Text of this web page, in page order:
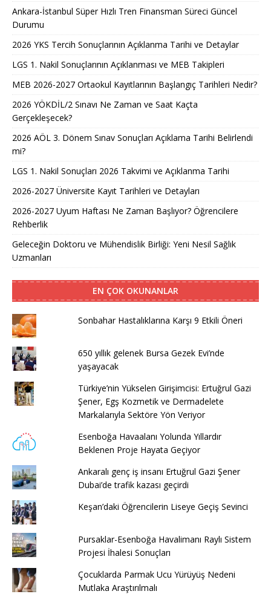
Ankara-İstanbul Süper Hızlı Tren Finansman Süreci Güncel
Durumu
2026 YKS Tercih Sonuçlarının Açıklanma Tarihi ve Detaylar
LGS 1. Nakil Sonuçlarının Açıklanması ve MEB Takipleri
MEB 2026-2027 Ortaokul Kayıtlarının Başlangıç Tarihleri Nedir?
2026 YÖKDİL/2 Sınavı Ne Zaman ve Saat Kaçta
Gerçekleşecek?
2026 AÖL 3. Dönem Sınav Sonuçları Açıklama Tarihi Belirlendi
mi?
LGS 1. Nakil Sonuçları 2026 Takvimi ve Açıklanma Tarihi
2026-2027 Üniversite Kayıt Tarihleri ve Detayları
2026-2027 Uyum Haftası Ne Zaman Başlıyor? Öğrencilere
Rehberlik
Geleceğin Doktoru ve Mühendislik Birliği: Yeni Nesil Sağlık
Uzmanları
EN ÇOK OKUNANLAR
Sonbahar Hastalıklarına Karşı 9 Etkili Öneri
650 yıllık gelenek Bursa Gezek Evi’nde
yaşayacak
Türkiye’nin Yükselen Girişimcisi: Ertuğrul Gazi
Şener, Egş Kozmetik ve Dermadelete
Markalarıyla Sektöre Yön Veriyor
Esenboğa Havaalanı Yolunda Yıllardır
Beklenen Proje Hayata Geçiyor
Ankaralı genç iş insanı Ertuğrul Gazi Şener
Dubai’de trafik kazası geçirdi
Keşan’daki Öğrencilerin Liseye Geçiş Sevinci
Pursaklar-Esenboğa Havalimanı Raylı Sistem
Projesi İhalesi Sonuçları
Çocuklarda Parmak Ucu Yürüyüş Nedeni
Mutlaka Araştırılmalı